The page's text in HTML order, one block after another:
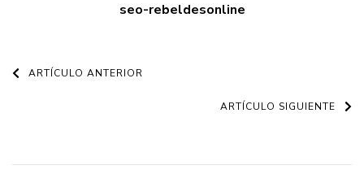
seo-rebeldesonline
Navegación
ARTÍCULO ANTERIOR
ARTÍCULO SIGUIENTE